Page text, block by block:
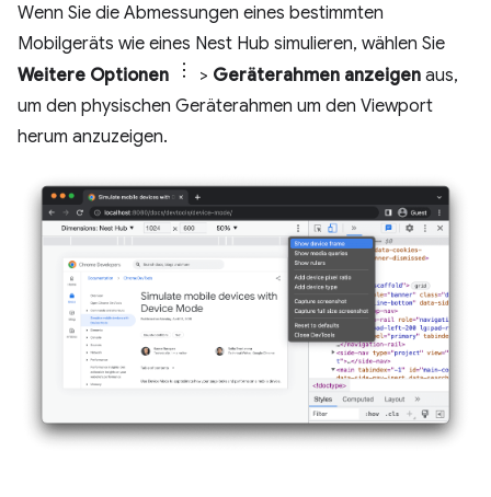
Wenn Sie die Abmessungen eines bestimmten
Mobilgeräts wie eines Nest Hub simulieren, wählen Sie
Weitere Optionen
> Geräterahmen anzeigen aus,
um den physischen Geräterahmen um den Viewport
herum anzuzeigen.